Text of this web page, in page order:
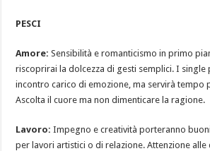
PESCI
Amore: Sensibilità e romanticismo in primo
riscoprirai la dolcezza di gesti semplici. I single
incontro carico di emozione, ma servirà tempo
Ascolta il cuore ma non dimenticare la ragione.
Lavoro: Impegno e creatività porteranno
per lavori artistici o di relazione. Attenzione alle